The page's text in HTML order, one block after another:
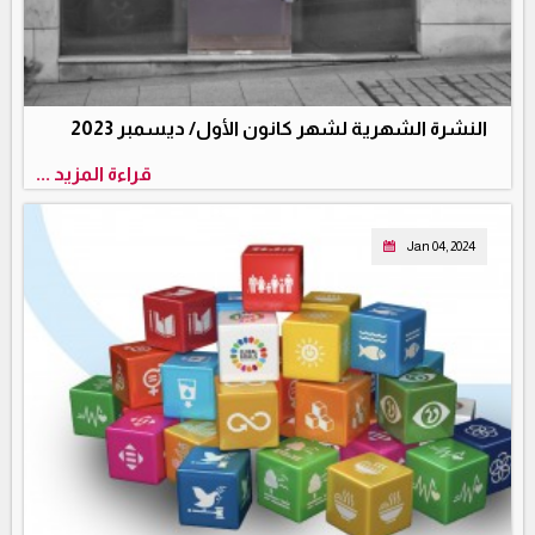
النشرة الشهرية لشهر كانون الأول/ ديسمبر 2023
قراءة المزيد ...
Jan 04, 2024